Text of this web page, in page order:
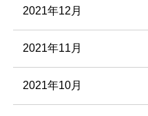
2021年12月
2021年11月
2021年10月